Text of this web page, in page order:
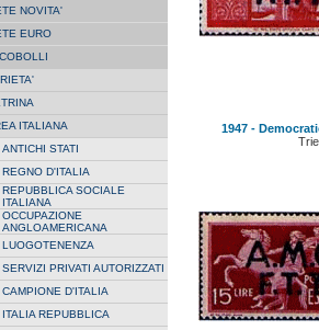
NOVITA'
EURO
ITALIANA
ANTICHI STATI
REGNO D'ITALIA
REPUBBLICA SOCIALE
ITALIANA
OCCUPAZIONE
ANGLOAMERICANA
LUOGOTENENZA
SERVIZI PRIVATI AUTORIZZATI
CAMPIONE D'ITALIA
ITALIA REPUBBLICA
1947 -